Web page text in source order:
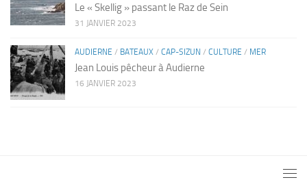
Le « Skellig » passant le Raz de Sein
31 JANVIER 2023
AUDIERNE / BATEAUX / CAP-SIZUN / CULTURE / MER
Jean Louis pêcheur à Audierne
16 JANVIER 2023